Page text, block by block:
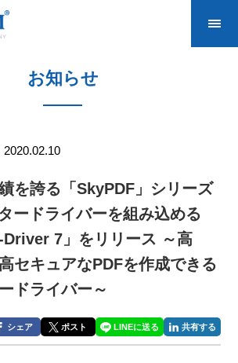
お知らせ
2020.02.10
を誇る「SkyPDF」シリーズ
ードライバーを組み込める
Driver 7」をリリース ～高
セキュアなPDFを作成できる
ドライバー～
シェア ポスト LINEに送る 共有する